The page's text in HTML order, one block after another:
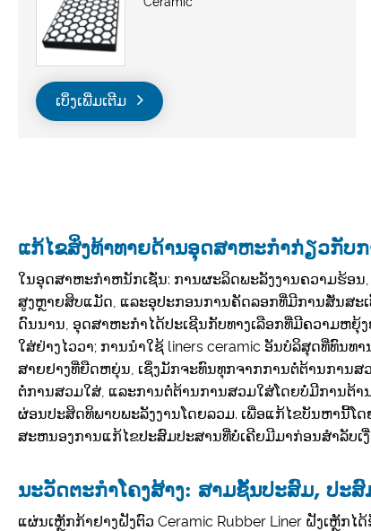
ເບິ່ງເພີ່ມເຕີມ
ແກ້​ໄຂ​ສິ່ງ​ທ້າ​ທາຍ​ດ້ານ​ອຸດ​ສາ​ຫະ​ກຳ​ກ່ຽວ​ກັ
ໃນອຸດສາຫະກໍາຫນັກເຊັ່ນ: ການຜະລິດພະລັງງານຄວາມຮ້ອ
ສູງຫຼາຍສິບແມັດ, ແລະອຸປະກອນການຄັດລອກທີ່ມີການສັ່ນສະເ
ດົນນານ, ອຸດສາຫະກໍາໄດ້ປະເຊີນກັບທາງເລືອກທີ່ມີຄວາມຫ
ໃສ່ຢ່າງໄວວາ; ການ​ນໍາ​ໃຊ້ liners ceramic ອັນ​ບໍ​ລິ​ສຸດ​ທີ່​ທົນ​
ສາຍຢາງທີ່ຍືດຫຍຸ່ນ, ເຊິ່ງມັກຈະທົນທຸກຈາກການຕໍ່ຕ້ານການ
ຕໍ່ການສວມໃສ່, ແລະການຕໍ່ຕ້ານການສວມໃສ່ໂດຍບໍ່ມີການຕ້
ຜ່ອນປະສິດທິພາບພະລັງງານໂດຍລວມ. ເພື່ອແກ້ໄຂບັນຫານີ້ໂດ
ສະຫນອງການແກ້ໄຂປະສົມປະສານທີ່ບໍ່ເຄີຍມີມາກ່ອນສໍາລັບເ
ນະວັດຕະກໍາໂຄງສ້າງ: ສາມຊັ້ນປະສົມ, ປະ
ແຜ່ນເຫຼັກກ້າຢາງຝັງຕົວ Ceramic Rubber Liner ຝັງເຫຼັ